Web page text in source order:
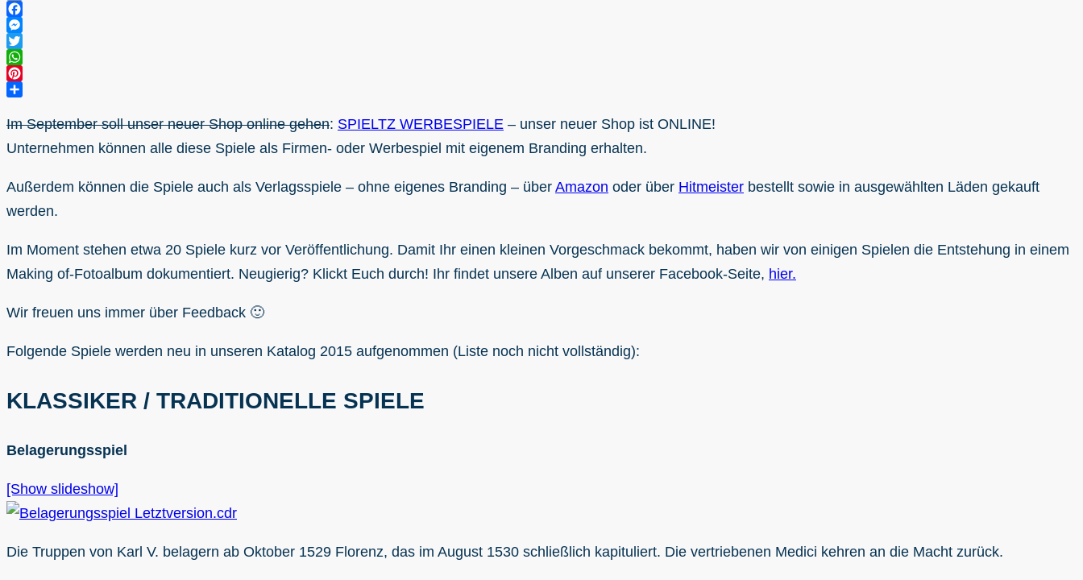
Email
Facebook
Messenger
Twitter
WhatsApp
Pinterest
Im September soll unser neuer Shop online gehen: SPIELTZ WERBESPIELE – unser neuer Shop ist ONLINE!
Unternehmen können alle diese Spiele als Firmen- oder Werbespiel mit eigenem Branding erhalten.
Außerdem können die Spiele auch als Verlagsspiele – ohne eigenes Branding – über Amazon oder über Hitmeister bestellt sowie in ausgewählten Läden gekauft
werden.
Im Moment stehen etwa 20 Spiele kurz vor Veröffentlichung. Damit Ihr einen kleinen Vorgeschmack bekommt, haben wir von einigen Spielen die Entstehung in einem
Making of-Fotoalbum dokumentiert. Neugierig? Klickt Euch durch! Ihr findet unsere Alben auf unserer Facebook-Seite, hier.
Wir freuen uns immer über Feedback 🙂
Folgende Spiele werden neu in unseren Katalog 2015 aufgenommen (Liste noch nicht vollständig):
KLASSIKER / TRADITIONELLE SPIELE
Belagerungsspiel
[Show slideshow]
Die Truppen von Karl V. belagern ab Oktober 1529 Florenz, das im August 1530 schließlich kapituliert. Die vertriebenen Medici kehren an die Macht zurück.